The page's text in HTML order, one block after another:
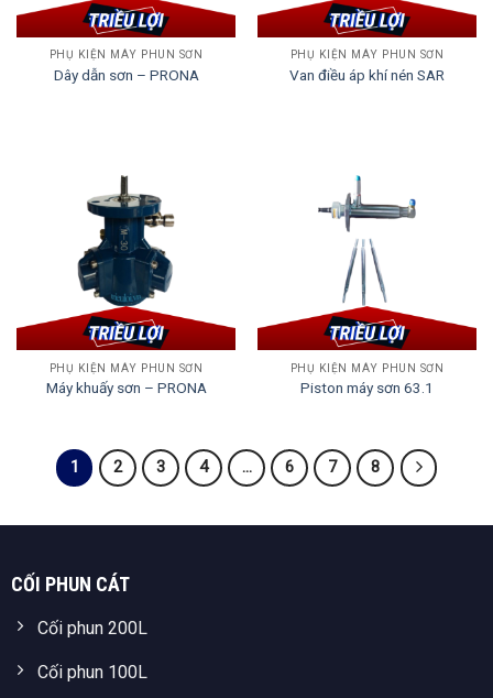
PHỤ KIỆN MÁY PHUN SƠN
Dây dẫn sơn – PRONA
PHỤ KIỆN MÁY PHUN SƠN
Van điều áp khí nén SAR
PHỤ KIỆN MÁY PHUN SƠN
Máy khuấy sơn – PRONA
PHỤ KIỆN MÁY PHUN SƠN
Piston máy sơn 63.1
1 2 3 4 … 6 7 8
CỐI PHUN CÁT
Cối phun 200L
Cối phun 100L